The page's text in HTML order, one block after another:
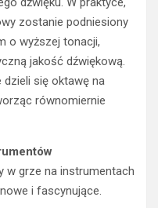
o wyższej tonacji,
jakość dźwiękową.
się oktawę na
równomiernie
muzycy mogą
co umożliwia